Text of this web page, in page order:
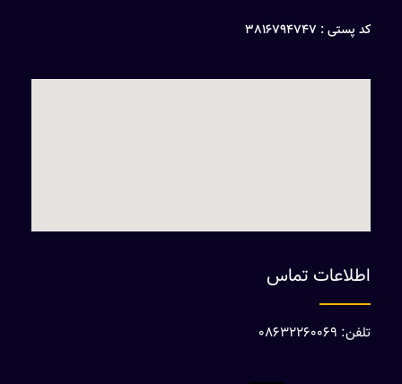
کد پستی : 3816794747
اطلاعات تماس
تلفن: 08632260069